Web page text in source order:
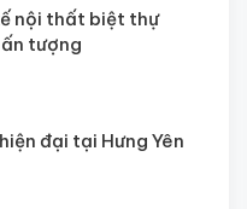
nội thất biệt thự
tượng
đại tại Hưng Yên